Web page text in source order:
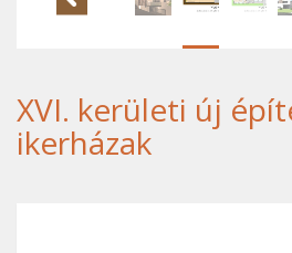
XVI. kerületi új
ikerházak